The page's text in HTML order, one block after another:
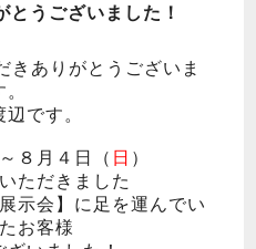
とうございました！
きありがとうございま
。
です。
８月４日（ 日 ）
ただきました
示会】に足を運んでい
お客様